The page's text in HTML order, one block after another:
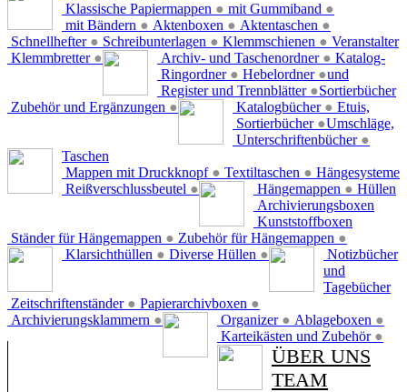
Klassische Papiermappen ● mit Gummiband ●
mit Bändern ● Aktenboxen ● Aktentaschen ●
Schnellhefter ● Schreibunterlagen ● Klemmschienen ●
Klemmbretter ●
Veranstalter
Archiv- und Taschenordner ●
Ringordner ● Hebelordner ●
Register und Trennblätter ●
Zubehör und Ergänzungen ●
Katalog-
und
Sortierbücher
Katalogbücher ●
Sortierbücher ●
Unterschriftenbücher ●
Etuis,
Umschläge,
Taschen
Mappen mit Druckknopf ● Textiltaschen ●
Reißverschlussbeutel ●
Hängesysteme
Hängemappen ●
Ständer für Hängemappen ● Zubehör für Hängemappen ●
Hüllen
Klarsichthüllen ● Diverse Hüllen ●
Archivierungsboxen
Zeitschriftenständer ● Papierarchivboxen ●
Archivierungsklammern ●
Kunststoffboxen
Organizer ● Ablageboxen ●
Karteikästen und Zubehör ●
Notizbücher
und
Tagebücher
ÜBER UNS
TEAM